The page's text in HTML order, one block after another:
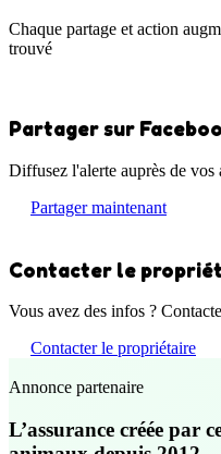
Chaque partage et action
trouvé
Partager sur
Diffusez l'alerte auprès de vos
Partager maintenant
Contacter le
Vous avez des infos ?
Contacter le propriétaire
Annonce partenaire
L’assurance créée par